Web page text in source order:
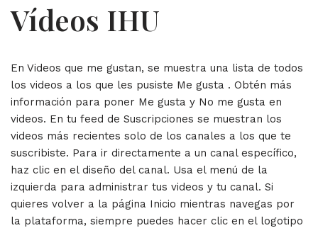
Vídeos IHU
En Videos que me gustan, se muestra una lista de todos
los videos a los que les pusiste Me gusta . Obtén más
información para poner Me gusta y No me gusta en
videos. En tu feed de Suscripciones se muestran los
videos más recientes solo de los canales a los que te
suscribiste. Para ir directamente a un canal específico,
haz clic en el diseño del canal. Usa el menú de la
izquierda para administrar tus videos y tu canal. Si
quieres volver a la página Inicio mientras navegas por
la plataforma, siempre puedes hacer clic en el logotipo